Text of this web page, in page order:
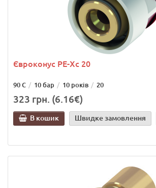
Євроконус РЕ-Хс 20
90 С 10 бар 10 років 20
323 грн. (6.16€)
В кошик Швидке замовлення